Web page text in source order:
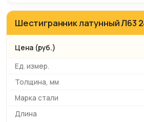
Шестигранник латунный Л63